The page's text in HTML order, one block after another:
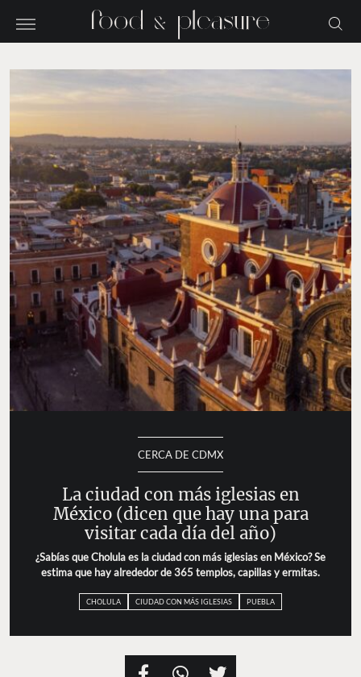
CERCA DE CDMX
La ciudad con más iglesias en
México (dicen que hay una para
visitar cada día del año)
¿Sabías que Cholula es la ciudad con más iglesias en México? Se
estima que hay alrededor de 365 templos, capillas y ermitas.
CHOLULA CIUDAD CON MÁS IGLESIAS PUEBLA